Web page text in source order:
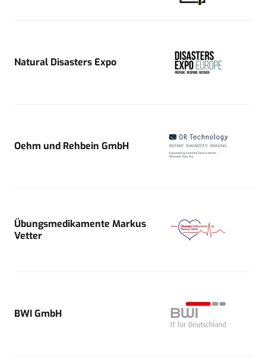
Natural Disasters Expo
Oehm und Rehbein GmbH
Übungsmedikamente Markus
Vetter
BWI GmbH